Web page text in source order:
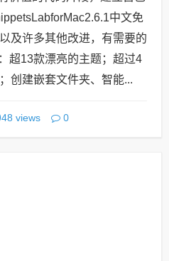
中文免
及许多其他改进，有需要的
超13款漂亮的主题；超过4
创建嵌套文件夹、智能...
views 0